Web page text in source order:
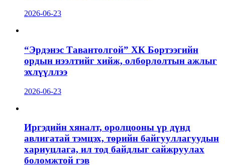
2026-06-23
“Эрдэнэс Тавантолгой” ХК Бортээгийн
ордын нээлтийг хийж, олборлолтын ажлыг
эхлүүллээ
2026-06-23
Иргэдийн хяналт, оролцооны үр дүнд
авлигатай тэмцэх, төрийн байгууллагуудын
хариуцлага, ил тод байдлыг сайжруулах
боломжтой гэв